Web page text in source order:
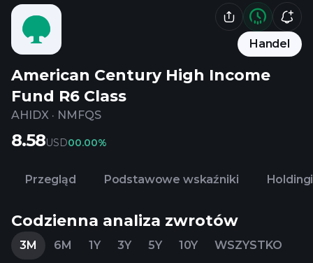
Handel
American Century High Income
Fund R6 Class
AHIDX · NMFQS
8.58USD00.00%
Przegląd Podstawowe wskaźniki Holdingi
Codzienna analiza zwrotów
3M 6M 1Y 3Y 5Y 10Y WSZYSTKO